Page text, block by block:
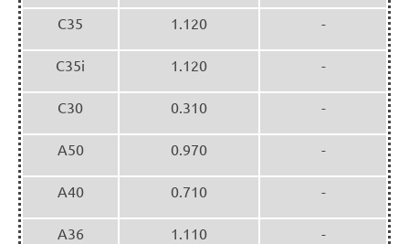
C35 1.120 -
C35i 1.120 -
C30 0.310 -
A50 0.970 -
A40 0.710 -
A36 1.110 -